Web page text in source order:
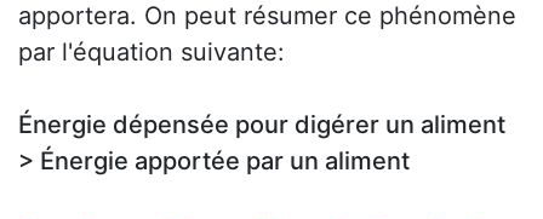
apportera. On peut résumer ce phénomène
par l'équation suivante:
Énergie dépensée pour digérer un aliment
> Énergie apportée par un aliment